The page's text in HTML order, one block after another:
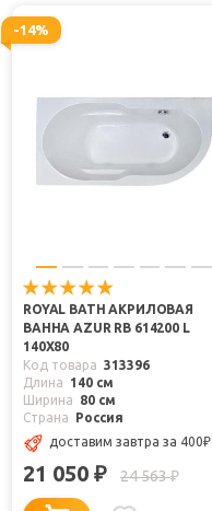
-14%
ROYAL BATH АКРИЛОВАЯ
ВАННА AZUR RB 614200 L
140Х80
Код товара 313396
Длина
140 см
Ширина
80 см
Страна
Россия
доставим завтра за 400₽
21 050 ₽ 24 563₽